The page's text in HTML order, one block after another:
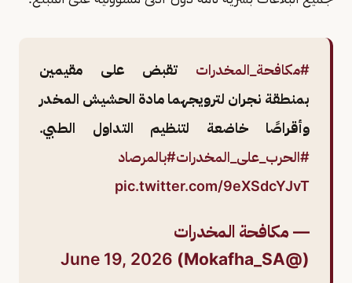
#مكافحة_المخدرات تقبض على مقيمين
بمنطقة نجران لترويجهما مادة الحشيش المخدر
وأقراصًا خاضعة لتنظيم التداول الطبي.
#الحرب_على_المخدرات#بالمرصاد
pic.twitter.com/9eXSdcYJvT
— مكافحة المخدرات
(@Mokafha_SA)
June 19, 2026